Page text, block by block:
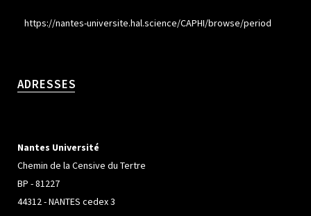
https://nantes-universite.hal.science/CAPHI/browse/period
ADRESSES
Nantes Université
Chemin de la Censive du Tertre
BP - 81227
44312 - NANTES cedex 3